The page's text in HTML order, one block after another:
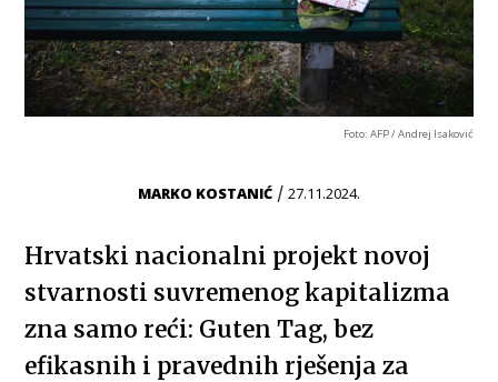
Foto: AFP / Andrej Isaković
MARKO KOSTANIĆ / 27.11.2024.
Hrvatski nacionalni projekt novoj
stvarnosti suvremenog kapitalizma
zna samo reći: Guten Tag, bez
efikasnih i pravednih rješenja za